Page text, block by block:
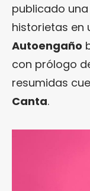
publicado
historietas en
Autoengaño
con prólogo
resumidas
Canta.